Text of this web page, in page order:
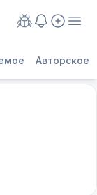
Авторское